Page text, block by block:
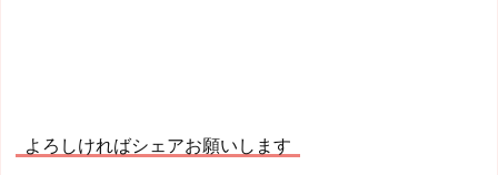
よろしければシェアお願いします